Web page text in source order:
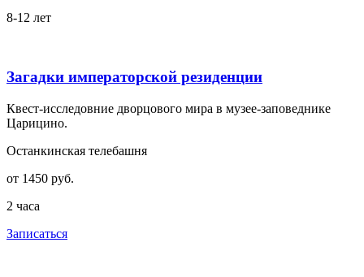
8-12 лет
Загадки императорской резиденции
Квест-исследовние дворцового мира в музее-заповеднике
Царицино.
Останкинская телебашня
от 1450 руб.
2 часа
Записаться